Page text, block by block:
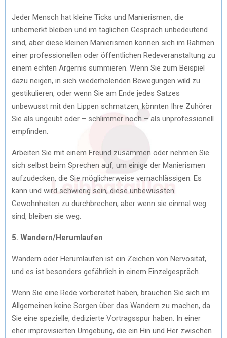
Jeder Mensch hat kleine Ticks und Manierismen, die
unbemerkt bleiben und im täglichen Gespräch unbedeutend
sind, aber diese kleinen Manierismen können sich im Rahmen
einer professionellen oder öffentlichen Redeveranstaltung zu
einem echten Ärgernis summieren. Wenn Sie zum Beispiel
dazu neigen, in sich wiederholenden Bewegungen wild zu
gestikulieren, oder wenn Sie am Ende jedes Satzes
unbewusst mit den Lippen schmatzen, könnten Ihre Zuhörer
Sie als ungeübt oder – schlimmer noch – als unprofessionell
empfinden.
Arbeiten Sie mit einem Freund zusammen oder nehmen Sie
sich selbst beim Sprechen auf, um einige der Manierismen
aufzudecken, die Sie möglicherweise vernachlässigen. Es
kann und wird schwierig sein, diese unbewussten
Gewohnheiten zu durchbrechen, aber wenn sie einmal weg
sind, bleiben sie weg.
5. Wandern/Herumlaufen
Wandern oder Herumlaufen ist ein Zeichen von Nervosität,
und es ist besonders gefährlich in einem Einzelgespräch.
Wenn Sie eine Rede vorbereitet haben, brauchen Sie sich im
Allgemeinen keine Sorgen über das Wandern zu machen, da
Sie eine spezielle, dedizierte Vortragsspur haben. In einer
eher improvisierten Umgebung, die ein Hin und Her zwischen